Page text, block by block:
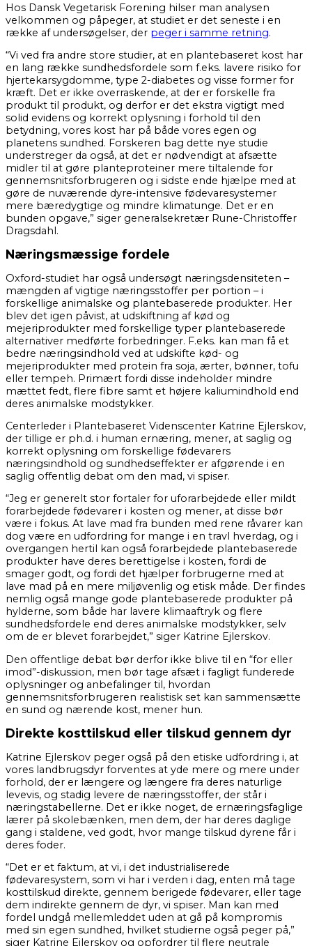
Hos Dansk Vegetarisk Forening hilser man analysen
velkommen og påpeger, at studiet er det seneste i en
række af undersøgelser, der peger i samme retning.
“Vi ved fra andre store studier, at en plantebaseret kost har
en lang række sundhedsfordele som f.eks. lavere risiko for
hjertekarsygdomme, type 2-diabetes og visse former for
kræft. Det er ikke overraskende, at der er forskelle fra
produkt til produkt, og derfor er det ekstra vigtigt med
solid evidens og korrekt oplysning i forhold til den
betydning, vores kost har på både vores egen og
planetens sundhed. Forskeren bag dette nye studie
understreger da også, at det er nødvendigt at afsætte
midler til at gøre planteproteiner mere tiltalende for
gennemsnitsforbrugeren og i sidste ende hjælpe med at
gøre de nuværende dyre-intensive fødevaresystemer
mere bæredygtige og mindre klimatunge. Det er en
bunden opgave,” siger generalsekretær Rune-Christoffer
Dragsdahl.
Næringsmæssige fordele
Oxford-studiet har også undersøgt næringsdensiteten –
mængden af vigtige næringsstoffer per portion – i
forskellige animalske og plantebaserede produkter. Her
blev det igen påvist, at udskiftning af kød og
mejeriprodukter med forskellige typer plantebaserede
alternativer medførte forbedringer. F.eks. kan man få et
bedre næringsindhold ved at udskifte kød- og
mejeriprodukter med protein fra soja, ærter, bønner, tofu
eller tempeh. Primært fordi disse indeholder mindre
mættet fedt, flere fibre samt et højere kaliumindhold end
deres animalske modstykker.
Centerleder i Plantebaseret Videnscenter Katrine Ejlerskov,
der tillige er ph.d. i human ernæring, mener, at saglig og
korrekt oplysning om forskellige fødevarers
næringsindhold og sundhedseffekter er afgørende i en
saglig offentlig debat om den mad, vi spiser.
“Jeg er generelt stor fortaler for uforarbejdede eller mildt
forarbejdede fødevarer i kosten og mener, at disse bør
være i fokus. At lave mad fra bunden med rene råvarer kan
dog være en udfordring for mange i en travl hverdag, og i
overgangen hertil kan også forarbejdede plantebaserede
produkter have deres berettigelse i kosten, fordi de
smager godt, og fordi det hjælper forbrugerne med at
lave mad på en mere miljøvenlig og etisk måde. Der findes
nemlig også mange gode plantebaserede produkter på
hylderne, som både har lavere klimaaftryk og flere
sundhedsfordele end deres animalske modstykker, selv
om de er blevet forarbejdet,” siger Katrine Ejlerskov.
Den offentlige debat bør derfor ikke blive til en “for eller
imod”-diskussion, men bør tage afsæt i fagligt funderede
oplysninger og anbefalinger til, hvordan
gennemsnitsforbrugeren realistisk set kan sammensætte
en sund og nærende kost, mener hun.
Direkte kosttilskud eller tilskud gennem dyr
Katrine Ejlerskov peger også på den etiske udfordring i, at
vores landbrugsdyr forventes at yde mere og mere under
forhold, der er længere og længere fra deres naturlige
levevis, og stadig levere de næringsstoffer, der står i
næringstabellerne. Det er ikke noget, de ernæringsfaglige
lærer på skolebænken, men dem, der har deres daglige
gang i staldene, ved godt, hvor mange tilskud dyrene får i
deres foder.
“Det er et faktum, at vi, i det industrialiserede
fødevaresystem, som vi har i verden i dag, enten må tage
kosttilskud direkte, gennem berigede fødevarer, eller tage
dem indirekte gennem de dyr, vi spiser. Man kan med
fordel undgå mellemleddet uden at gå på kompromis
med sin egen sundhed, hvilket studierne også peger på,”
siger Katrine Ejlerskov og opfordrer til flere neutrale